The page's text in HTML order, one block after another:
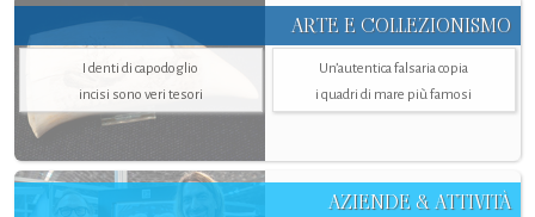
ARTE E COLLEZIONISMO
I denti di capodoglio
incisi sono veri tesori
Un’autentica falsaria copia
i quadri di mare più famosi
AZIENDE & ATTIVITÀ